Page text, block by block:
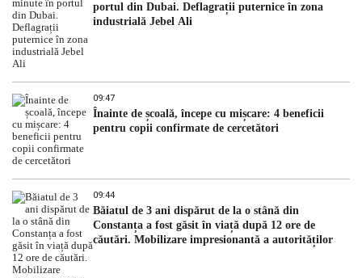
portul din Dubai. Deflagrații puternice în zona
industrială Jebel Ali
09:47
Înainte de școală, începe cu mișcare: 4 beneficii
pentru copii confirmate de cercetători
09:44
Băiatul de 3 ani dispărut de la o stână din
Constanța a fost găsit în viață după 12 ore de
căutări. Mobilizare impresionantă a autorităților